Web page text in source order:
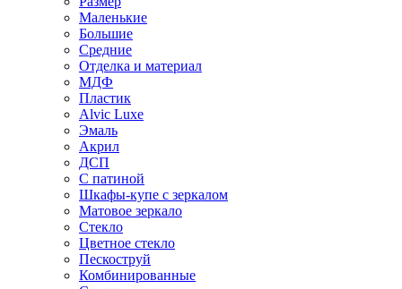
Маленькие
Большие
Средние
Отделка и материал
МДФ
Пластик
Alvic Luxe
Эмаль
Акрил
ДСП
С патиной
Шкафы-купе с зеркалом
Матовое зеркало
Стекло
Цветное стекло
Пескоструй
Комбинированные